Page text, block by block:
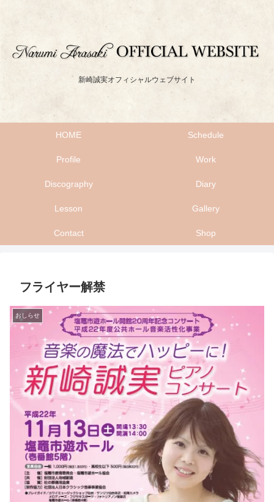
新崎誠実オフィシャルウェブサイト
HOME Schedule
Profile Work
Discography Diary
Lesson Gallery
Contact Shop
フライヤー解禁
おしらせ